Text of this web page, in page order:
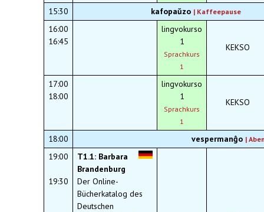
15:30 kafopaŭzo | Kaffeepause
16:00
16:45
lingvokurso
1
Sprachkurs
1
KEKSO
17:00
18:00
lingvokurso
1
Sprachkurs
1
KEKSO
18:00 vespermanĝo |
19:00
19:30
T1.1: Barbara
Brandenburg
Der Online-
Bücherkatalog des
Deutschen